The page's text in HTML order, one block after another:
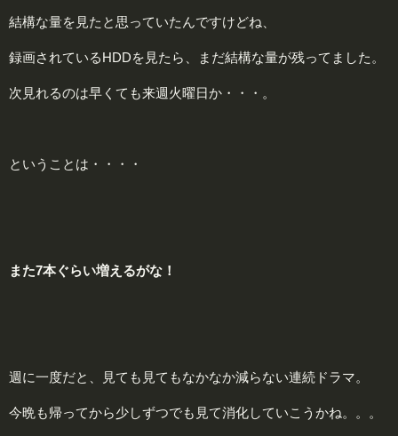
結構な量を見たと思っていたんですけどね、
録画されているHDDを見たら、まだ結構な量が残ってました。
次見れるのは早くても来週火曜日か・・・。
ということは・・・・
また7本ぐらい増えるがな！
週に一度だと、見ても見てもなかなか減らない連続ドラマ。
今晩も帰ってから少しずつでも見て消化していこうかね。。。